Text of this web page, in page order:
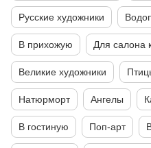
Русские художники
В прихожую Для салона
Великие художники
Натюрморт Ангелы
В гостиную Поп-арт